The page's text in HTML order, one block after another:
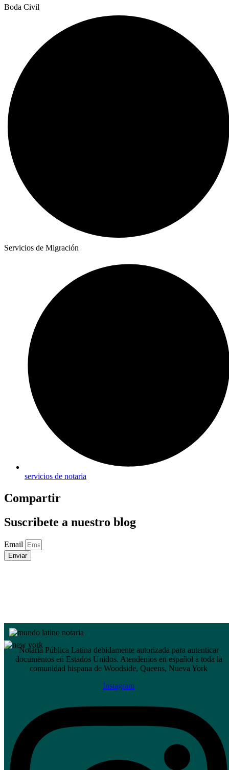
Boda Civil
Servicios de Migración
servicios de notaria
Compartir
Suscribete a nuestro blog
Email
Enviar
Notaría Pública Latina debidamente autorizada para autenticar
documentos en Estados Unidos. Atendemos en español a toda la
comunidad hispana de Woodside, Queens, Nueva York
Instagram